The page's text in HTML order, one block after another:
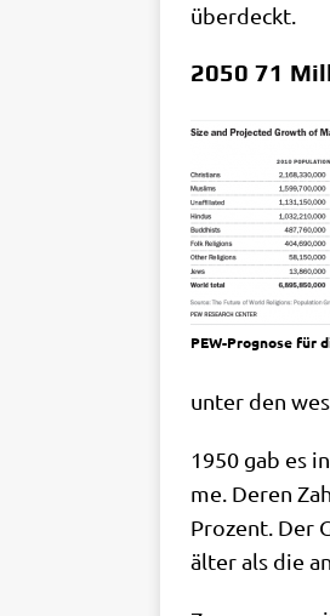
überdeckt.
2050 71
PEW-Pro­gno­se für
unter den
1950 gab es
me. Deren
Pro­zent. Der
älter als die